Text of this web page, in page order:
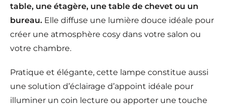
table, une étagère, une table de chevet ou un
bureau. Elle diffuse une lumière douce idéale pour
créer une atmosphère cosy dans votre salon ou
votre chambre.
Pratique et élégante, cette lampe constitue aussi
une solution d’éclairage d’appoint idéale pour
illuminer un coin lecture ou apporter une touche